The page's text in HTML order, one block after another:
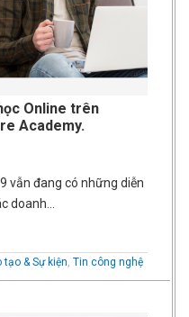
Online trên
Academy.
vẫn đang có những diễn
doanh…
tạo & Sự kiện Tin công nghệ